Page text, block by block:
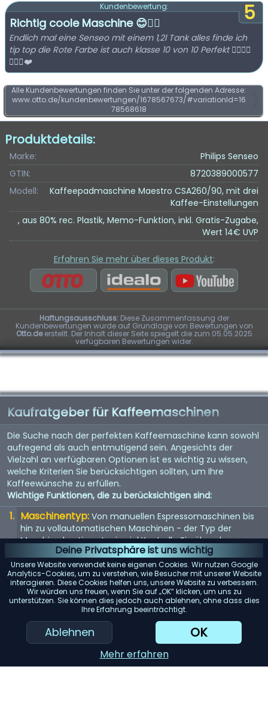
Deine Privatsphäre ist uns wichtig
Unsere Website verwendet keine eigenen Cookies. Wir nutzen Google
Analytics-Cookies, um zu verstehen, wie Besucher mit unserer Website
interagieren. Diese Cookies helfen uns, unsere Website zu verbessern.
Wir würden uns freuen, wenn Sie auf „OK“ klicken, um uns zu
unterstützen. Sie können dies jedoch auch ablehnen, ohne dass dies
Ihre Erfahrung beeinträchtigt.
Ablehnen OK
Mehr erfahren
5
Kundenbewertung:
Richtig coole Maschine 😊👍🏽
Endlich mal eine Senseo mit einem 1,2l Tank alles finde ich
tip top die Rote Farbe ist auch klasse 10 von 10 Perfekt 👍🏽👍🏽
👍🏽😊❤️
Alle Kundenbewertungen finden Sie unter der folgenden Adresse:
www.otto.de/kundenbewertungen/1678567673/#variationId=16
78568618
Produktdetails:
Marke:
Philips Senseo
GTIN:
8720389000577
Modell:
Kaffeepadmaschine Maestro CSA260/90, mit drei
Kaffee-Einstellungen
, aus 80% rec. Plastik, Memo-Funktion, inkl. Gratis-Zugabe,
Wert 14€ UVP
Erfahren Sie mehr über dieses Produkt:
Haftungsausschluss:Diese Zusammenfassung der
Kundenbewertungen wurde auf Grundlage von Bewertungen von
Otto.deerstellt. Der Inhalt dieser Seite spiegelt die zum 05.05.2025
verfügbaren Bewertungen wider.
Kaufratgeber für Kaffeemaschinen
Die Suche nach der perfekten Kaffeemaschine kann sowohl
aufregend als auch entmutigend sein. Angesichts der
Vielzahl an verfügbaren Optionen ist es wichtig zu wissen,
welche Kriterien Sie berücksichtigen sollten, um Ihre
Kaffeewünsche zu erfüllen.
Wichtige Funktionen, die zu berücksichtigen sind:
Maschinentyp: Von manuellen Espressomaschinen bis
hin zu vollautomatischen Maschinen - der Typ der
Maschine bestimmt, wie viel Kontrolle Sie über den
Brühvorgang haben.
Qualität der Mühle: Eine eingebaute Mühle kann
entscheidend sein. Suchen Sie nach einer Maschine mit
einem hochwertigen Mahlwerk für den frischesten Kaffee.
Wasserspeicher: Berücksichtigen Sie die Kapazität des
Wassertanks. Ein größerer Tank bedeutet selteneres
Nachfüllen, was besonders für Büros oder große Haushalte
Einfache Reinigung: